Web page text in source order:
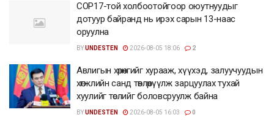
COP17-той холбоотойгоор оюутнуудыг
дотуур байранд нь ирэх сарын 13-наас
оруулна
BYUNDESTEN 2026-08-05 18:06 2
Авлигын хөрөнгийг хурааж, хүүхэд, залуучуудын
хөгжлийн санд төвлөрүүлж зарцуулах тухай
хуулийг төслийг боловсруулж байна
BYUNDESTEN 2026-08-05 16:03 0